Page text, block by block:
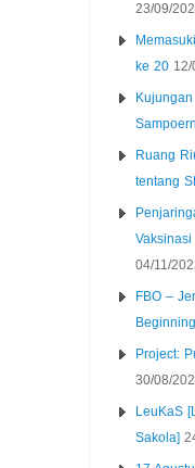
23/09/
ke 20
Ruang
tentang
04/11/
FBO –
Project:
30/08/
LeuKaS
Sakola]